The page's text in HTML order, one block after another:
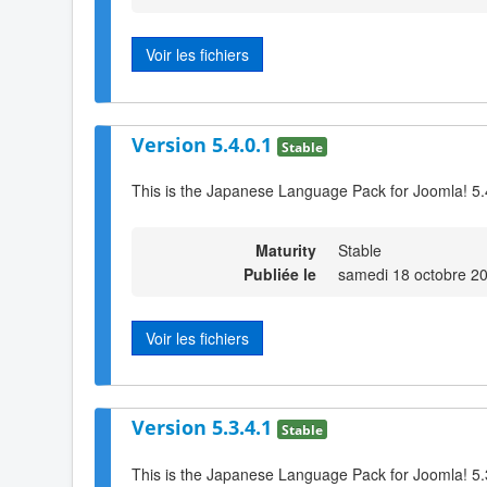
Voir les fichiers
Version 5.4.0.1 Stable
This is the Japanese Language Pack for Joomla!
Maturity
Stable
Publiée le
samedi 18 octobre
Voir les fichiers
Version 5.3.4.1 Stable
This is the Japanese Language Pack for Joomla!